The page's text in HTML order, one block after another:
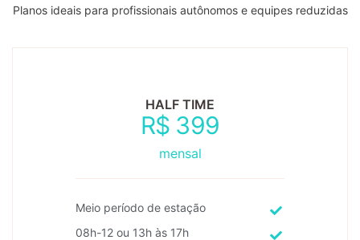
Planos ideais para profissionais autônomos e equipes reduzidas
HALF TIME
R$ 399
mensal
Meio período de estação
08h-12 ou 13h às 17h